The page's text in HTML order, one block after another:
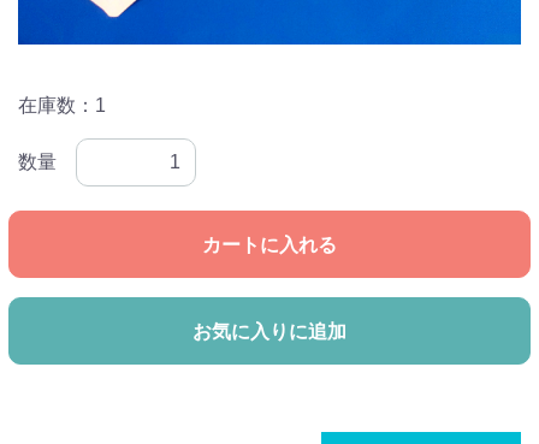
在庫数：1
数量
カートに入れる
お気に入りに追加